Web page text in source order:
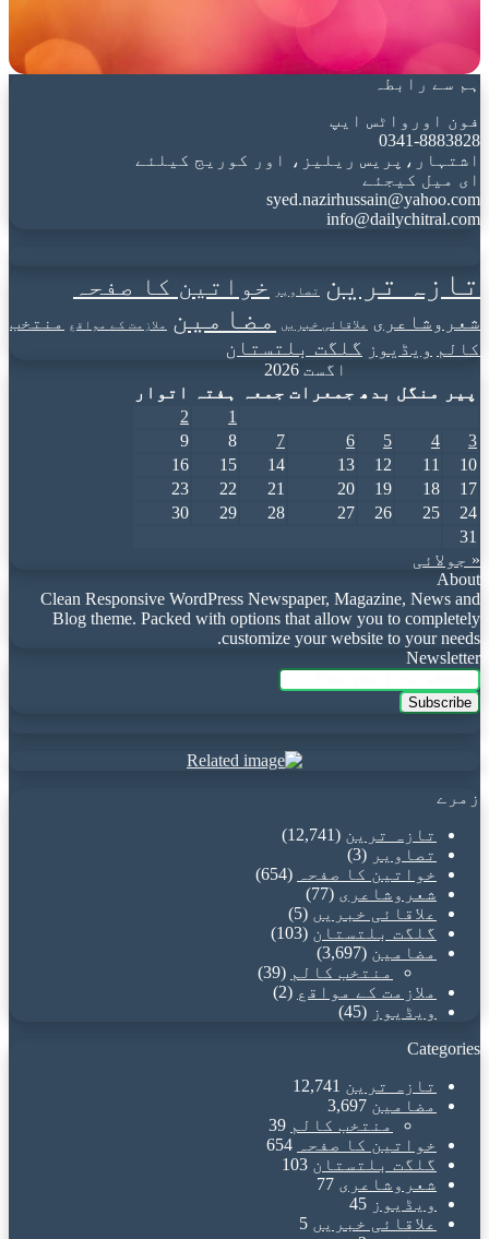
ہم سے رابطہ
فون اورواٹس ایپ
0341-8883828
اشتہار،پریس ریلیز، اور کوریج کیلئے
ای میل کیجئے
syed.nazirhussain@yahoo.com
info@dailychitral.com
تازہ ترین تصاویر خواتین کا صفحہ
شعروشاعری علاقائی خبریں مضامین ملازمت کے مواقع
منتخب
کالم ویڈیوز گلگت بلتستان
اگست 2026
پیر
منگل بدھ جمعرات جمعہ ہفتہ
اتوار
1
2
3
4
5
6
7
8
9
10
11
12
13
14
15
16
17
18
19
20
21
22
23
24
25
26
27
28
29
30
31
« جولائی
About
Clean Responsive WordPress Newspaper, Magazine, News and
Blog theme. Packed with options that allow you to completely
customize your website to your needs.
Newsletter
Enter
your
Email
زمرے
تازہ ترین (12,741)
تصاویر (3)
خواتین کا صفحہ
(654)
شعروشاعری (77)
علاقائی خبریں (5)
گلگت بلتستان (103)
مضامین (3,697)
منتخب کالم (39)
ملازمت کے مواقع (2)
ویڈیوز (45)
Categories
تازہ ترین 12,741
مضامین 3,697
منتخب کالم 39
خواتین کا صفحہ
654
گلگت بلتستان 103
شعروشاعری 77
ویڈیوز 45
علاقائی خبریں 5